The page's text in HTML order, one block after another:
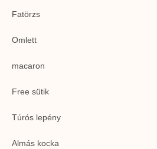
Fatörzs
Omlett
macaron
Free sütik
Túrós lepény
Almás kocka